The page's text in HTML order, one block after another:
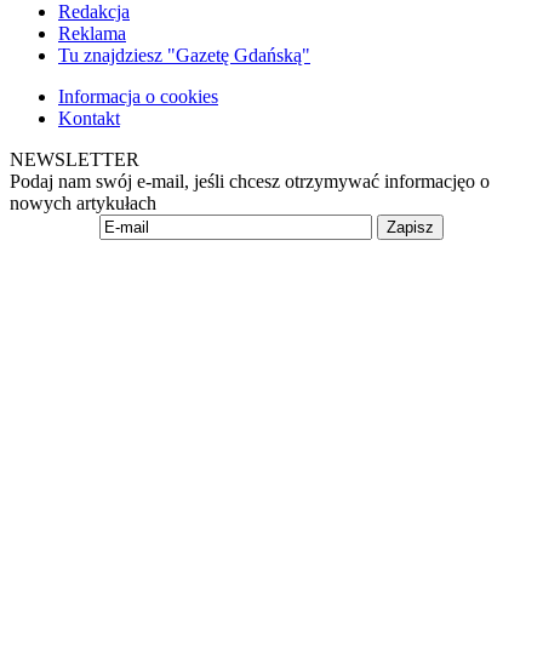
Redakcja
Reklama
Tu znajdziesz "Gazetę Gdańską"
Informacja o cookies
Kontakt
NEWSLETTER
Podaj nam swój e-mail, jeśli chcesz otrzymywać informacjęo o
nowych artykułach
Zapisz